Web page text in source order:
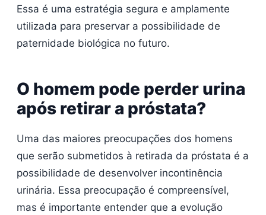
Essa é uma estratégia segura e amplamente
utilizada para preservar a possibilidade de
paternidade biológica no futuro.
O homem pode perder urina
após retirar a próstata?
Uma das maiores preocupações dos homens
que serão submetidos à retirada da próstata é a
possibilidade de desenvolver incontinência
urinária. Essa preocupação é compreensível,
mas é importante entender que a evolução